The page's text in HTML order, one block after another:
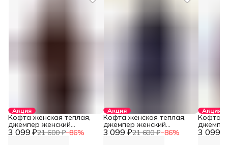
Акция
3 099 ₽21 600 ₽−86%
Кофта женская теплая,
джемпер женский
оверсайз
Акция
3 099 ₽21 600 ₽−86%
Кофта женская теплая,
джемпер женский
оверсайз
Акция
3 099 ₽
Кофта